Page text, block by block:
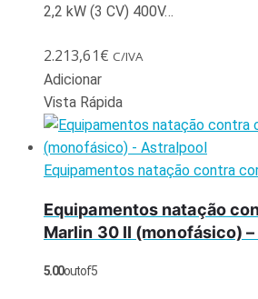
2,2 kW (3 CV) 400V…
2.213,61€ C/IVA
Adicionar
Vista Rápida
Equipamentos natação contra
Equipamentos natação
Marlin 30 II (monofásico)
5.00out of 5